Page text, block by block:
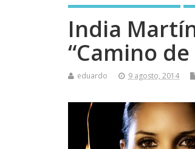
India
“Camino
eduardo 9 agosto, 2014